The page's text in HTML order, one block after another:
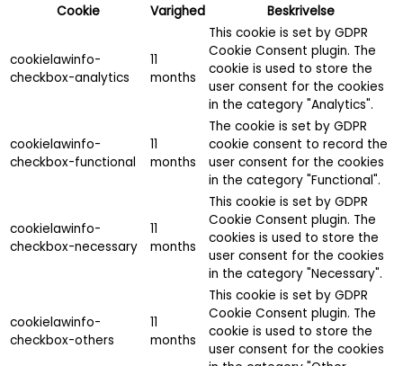
Cookie
Varighed Beskrivelse
cookielawinfo-
checkbox-analytics
11
months
This cookie is set by GDPR
Cookie Consent plugin. The
cookie is used to store the
user consent for the cookies
in the category "Analytics".
cookielawinfo-
checkbox-functional
11
months
The cookie is set by GDPR
cookie consent to record the
user consent for the cookies
in the category "Functional".
cookielawinfo-
checkbox-necessary
11
months
This cookie is set by GDPR
Cookie Consent plugin. The
cookies is used to store the
user consent for the cookies
in the category "Necessary".
cookielawinfo-
checkbox-others
11
months
This cookie is set by GDPR
Cookie Consent plugin. The
cookie is used to store the
user consent for the cookies